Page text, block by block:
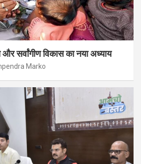
सर्वांगीण विकास का नया अध्याय
Marko